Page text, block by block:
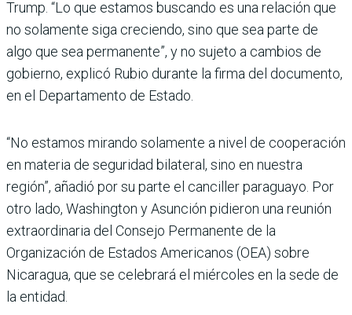
Trump. “Lo que estamos buscando es una relación que
no solamente siga creciendo, sino que sea parte de
algo que sea permanente”, y no sujeto a cambios de
gobierno, explicó Rubio durante la firma del documento,
en el Departamento de Estado.
“No estamos mirando solamente a nivel de cooperación
en materia de seguridad bilateral, sino en nuestra
región”, añadió por su parte el canciller paraguayo. Por
otro lado, Washington y Asunción pidieron una reunión
extraordinaria del Consejo Permanente de la
Organización de Estados Americanos (OEA) sobre
Nicaragua, que se celebrará el miércoles en la sede de
la entidad.